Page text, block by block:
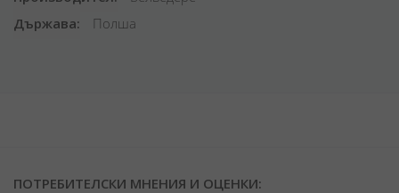
Държава
Полша
ПОТРЕБИТЕЛСКИ МНЕНИЯ И ОЦЕНКИ: